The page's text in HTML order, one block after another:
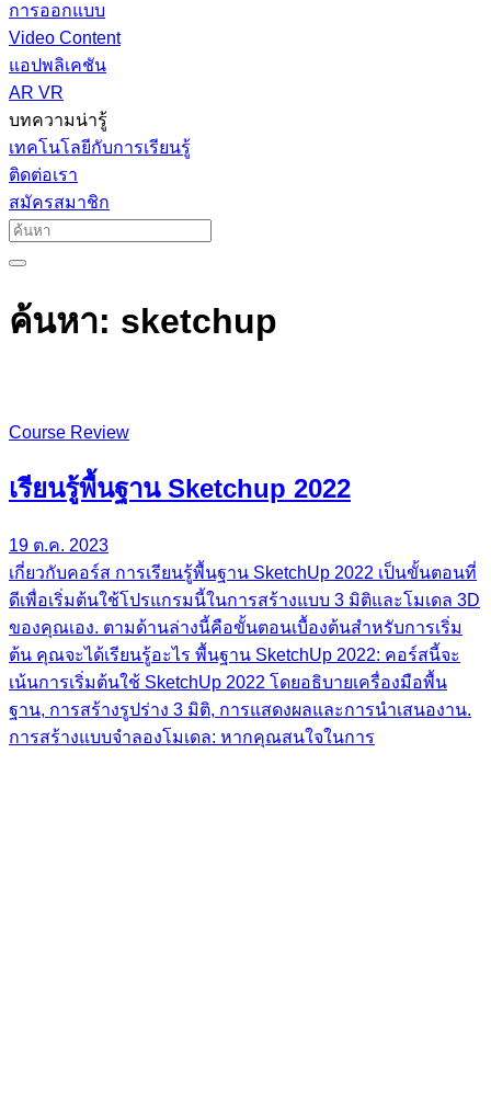
การออกแบบ
Video Content
แอปพลิเคชัน
AR VR
บทความน่ารู้
เทคโนโลยีกับการเรียนรู้
ติดต่อเรา
สมัครสมาชิก
ค้นหา: sketchup
Course Review
เรียนรู้พื้นฐาน​ Sketchup​ 2022
19 ต.ค. 2023
เกี่ยวกับคอร์ส การเรียนรู้พื้นฐาน SketchUp 2022 เป็นขั้นตอนที่
ดีเพื่อเริ่มต้นใช้โปรแกรมนี้ในการสร้างแบบ 3 มิติและโมเดล 3D
ของคุณเอง. ตามด้านล่างนี้คือขั้นตอนเบื้องต้นสำหรับการเริ่ม
ต้น คุณจะได้เรียนรู้อะไร พื้นฐาน SketchUp 2022: คอร์สนี้จะ
เน้นการเริ่มต้นใช้ SketchUp 2022 โดยอธิบายเครื่องมือพื้น
ฐาน, การสร้างรูปร่าง 3 มิติ, การแสดงผลและการนำเสนองาน.
การสร้างแบบจำลองโมเดล: หากคุณสนใจในการ